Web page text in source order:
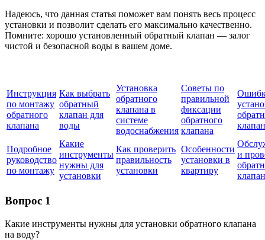
Надеюсь, что данная статья поможет вам понять весь процесс
установки и позволит сделать его максимально качественно.
Помните: хорошо установленный обратный клапан — залог
чистой и безопасной воды в вашем доме.
Инструкция
по монтажу
обратного
клапана
Как выбрать
обратный
клапан для
воды
Установка
обратного
клапана в
системе
водоснабжения
Советы по
правильной
фиксации
обратного
клапана
Подробное
руководство
по монтажу
Какие
инструменты
нужны для
установки
Как проверить
правильность
установки
Особенности
установки в
квартиру
и
Вопрос 1
Какие инструменты нужны для установки обратного клапана
на воду?